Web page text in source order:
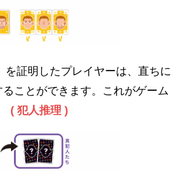
を証明したプレイヤーは、直ちに
ことができます。これがゲーム
( 犯人推理 )